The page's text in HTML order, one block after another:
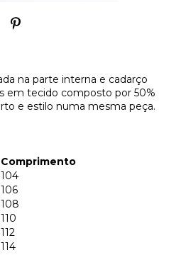
na parte interna e cadarço
em tecido composto por 50%
e estilo numa mesma peça.
Comprimento
104
106
108
110
112
114